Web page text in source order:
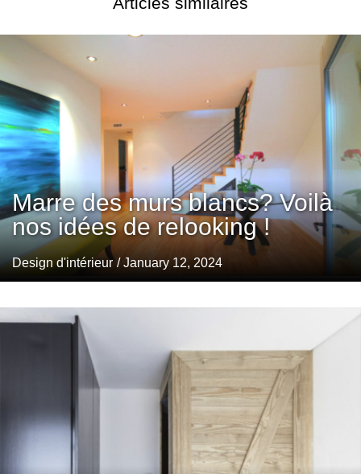
Marre des murs blancs? Voilà
nos idées de relooking !
Design d'intérieur / January 12, 2024